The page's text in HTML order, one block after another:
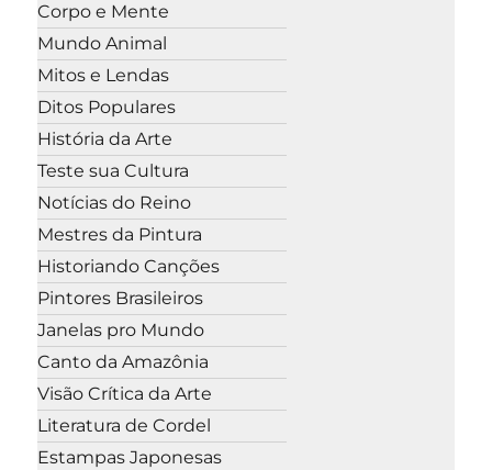
Corpo e Mente
Mundo Animal
Mitos e Lendas
Ditos Populares
História da Arte
Teste sua Cultura
Notícias do Reino
Mestres da Pintura
Historiando Canções
Pintores Brasileiros
Janelas pro Mundo
Canto da Amazônia
Visão Crítica da Arte
Literatura de Cordel
Estampas Japonesas